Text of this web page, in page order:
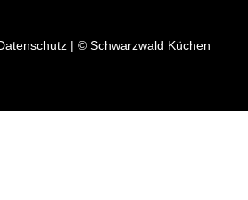
| © Schwarzwald Küchen